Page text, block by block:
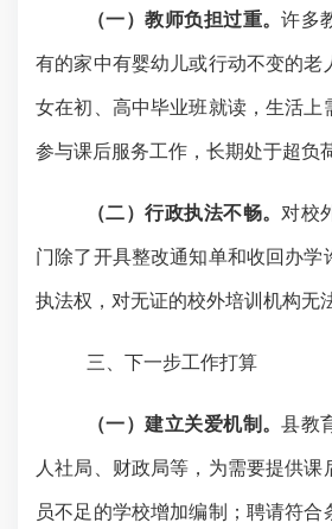
（一）教师负担过重。许多
有的家中有婴幼儿或行动不变的老
女在初、高中毕业班就读，生活上
参与课后服务工作，长期处于超负
（二）行政执法不畅。 对校
门除了开具整改通知单和收回办学
执法权，对无证的校外培训机构无
三、下一步工作打算
（一）建立关爱机制。县教
人社局、财政局等，为需要提供课
员不足的学校增加编制；聘请符合